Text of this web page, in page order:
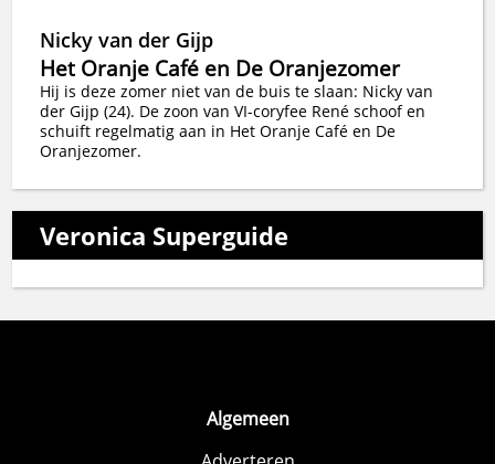
Nicky van der Gijp
Het Oranje Café en De Oranjezomer
Hij is deze zomer niet van de buis te slaan: Nicky van
der Gijp (24). De zoon van VI-coryfee René schoof en
schuift regelmatig aan in Het Oranje Café en De
Oranjezomer.
Veronica Superguide
Algemeen